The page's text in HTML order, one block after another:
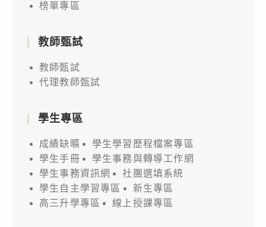
榜單專區
教師甄試
教師甄試
代理教師甄試
學生專區
成績缺曠
學生學習歷程檔案專區
學生手冊
學生事務與轉導工作網
學生事務資訊網
社團選填系統
學生自主學習專區
新生專區
高三升學專區
線上授課專區